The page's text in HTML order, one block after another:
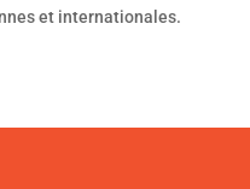
et internationales.